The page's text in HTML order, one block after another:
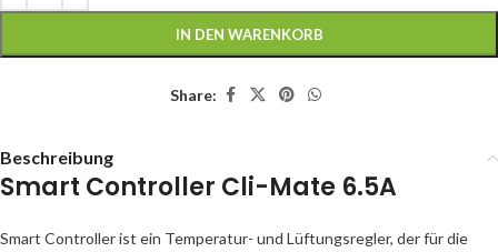
IN DEN WARENKORB
Share:
Beschreibung
Smart Controller Cli-Mate 6.5A
Smart Controller ist ein Temperatur- und Lüftungsregler, der für die